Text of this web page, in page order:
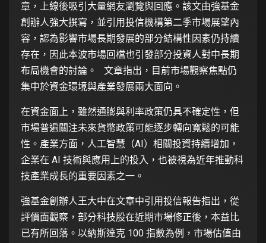
章，上線後吸引大量網友瀏覽與回應。該文由強基金
創辦人強大撰寫，並引用投信機構第二季市場展望內
容，認為影響市場長期發展的部分結構性因素仍持續
存在，因此本波市場回檔也引發部分投資人對中長期
布局機會的討論。 文章指出，目前市場觀察焦點仍
集中於資金環境與產業發展兩大面向。
在資金面上，雖然通膨與利率政策仍具不確定性，但
市場普遍關注未來貨幣政策可能逐步轉向寬鬆的可能
性。產業方面，人工智慧（AI）相關投資持續增加，
企業在 AI 技術與應用上的投入，也被視為近年推動科
技產業成長的重要因素之一。
強基金創辦人王大中在文章中引用投信報告指出，從
評價面觀察，部分科技股在近期市場修正後，本益比
已有所回落。以納斯達克 100 指數為例，市場估值由